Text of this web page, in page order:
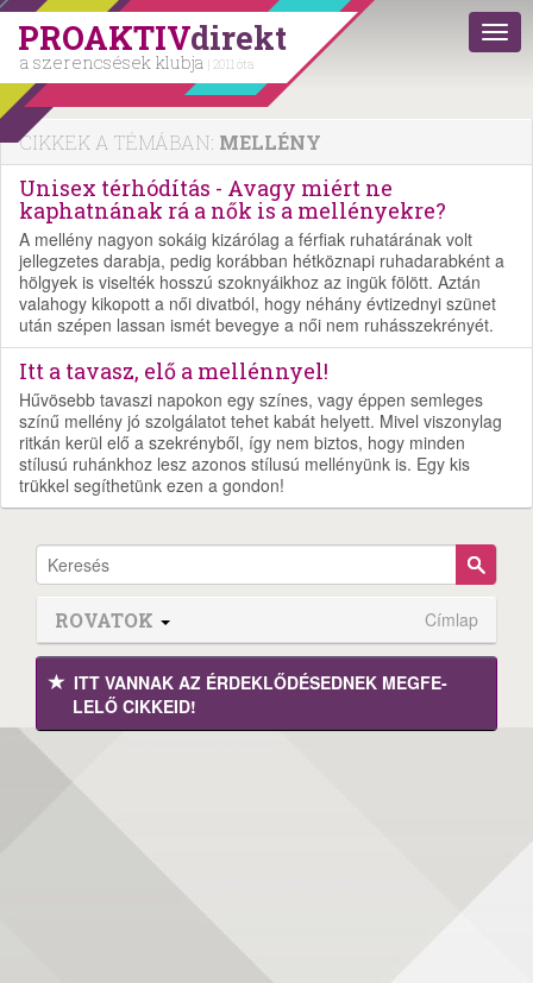
PROAKTIVdirekt
a szerencsések klubja | 2011 óta
CIKKEK A TÉMÁBAN: MELLÉNY
Unisex térhódítás - Avagy miért ne
kaphatnának rá a nők is a mellényekre?
A mellény nagyon sokáig kizárólag a férfiak ruhatárának volt
jellegzetes darabja, pedig korábban hétköznapi ruhadarabként a
hölgyek is viselték hosszú szoknyáikhoz az ingük fölött. Aztán
valahogy kikopott a női divatból, hogy néhány évtizednyi szünet
után szépen lassan ismét bevegye a női nem ruhásszekrényét.
Itt a tavasz, elő a mellénnyel!
Hűvösebb tavaszi napokon egy színes, vagy éppen semleges
színű mellény jó szolgálatot tehet kabát helyett. Mivel viszonylag
ritkán kerül elő a szekrényből, így nem biztos, hogy minden
stílusú ruhánkhoz lesz azonos stílusú mellényünk is. Egy kis
trükkel segíthetünk ezen a gondon!
ROVATOK Címlap
ITT VANNAK AZ ÉRDEK­LŐDÉ­SEDNEK MEGFE­
LELŐ CIKKEID!